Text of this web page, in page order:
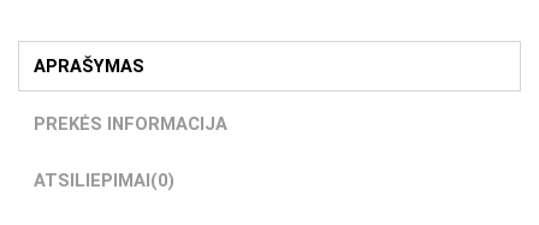
APRAŠYMAS
PREKĖS INFORMACIJA
ATSILIEPIMAI(0)